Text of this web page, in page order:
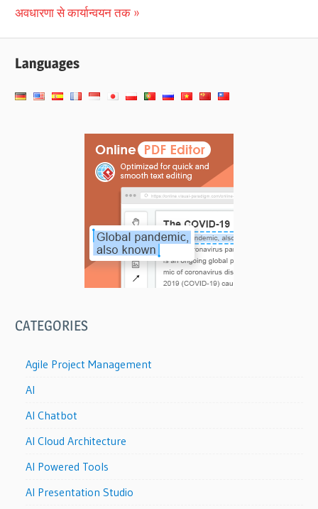
Post:
अवधारणा से कार्यान्वयन तक
Languages
CATEGORIES
Agile Project Management
AI
AI Chatbot
AI Cloud Architecture
AI Powered Tools
AI Presentation Studio